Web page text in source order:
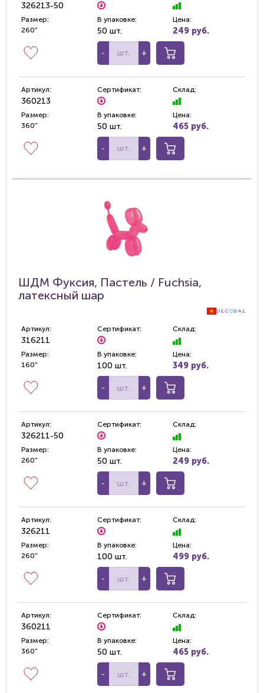
326213-50
Размер:
260"
В упаковке:
50 шт.
Цена:
249 руб.
- +
Артикул:
360213
Сертификат: Склад:
Размер:
360"
В упаковке:
50 шт.
Цена:
465 руб.
- +
ШДМ Фуксия, Пастель / Fuchsia,
латексный шар
Артикул:
316211
Сертификат: Склад:
Размер:
160"
В упаковке:
100 шт.
Цена:
349 руб.
- +
Артикул:
326211-50
Сертификат: Склад:
Размер:
260"
В упаковке:
50 шт.
Цена:
249 руб.
- +
Артикул:
326211
Сертификат: Склад:
Размер:
260"
В упаковке:
100 шт.
Цена:
499 руб.
- +
Артикул:
360211
Сертификат: Склад:
Размер:
360"
В упаковке:
50 шт.
Цена:
465 руб.
- +